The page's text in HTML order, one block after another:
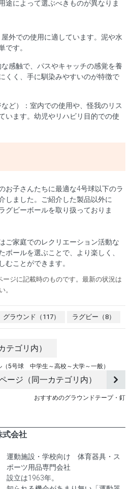
途によって選ぶべきものが異なりま
外での使用に適しています。泥や水
です。
感触で、パスやキャッチの感覚を養
くく、手に馴染みやすいのが特徴で
ど）：室内での使用や、怪我のリス
います。幼児やリハビリ目的での使
お子さんたちに最適な4号球以下のラ
しました。ご紹介した製品以外に
グビーボールを取り扱っておりま
ご家庭でのレクリエーション活動な
ボールを選ぶことで、より楽しく、
むことができます。
ジに記載時のものです。最新の状況は
。
グラウンド（117） ラグビー（8）
テゴリ内）
5号球 中学生～高校～大学～一般）
ージ（同一カテゴリ内）
おすすめのグラウンドテープ・釘
式会社
運動施設・学校向け 体育器具・ス
ポーツ用品専門会社
設立は1963年。